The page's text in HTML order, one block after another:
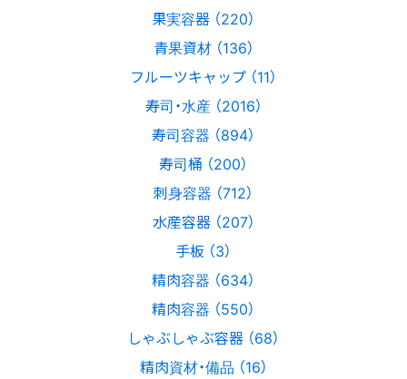
果実容器 （220）
青果資材 （136）
フルーツキャップ （11）
寿司・水産 （2016）
寿司容器 （894）
寿司桶 （200）
刺身容器 （712）
水産容器 （207）
手板 （3）
精肉容器 （634）
精肉容器 （550）
しゃぶしゃぶ容器 （68）
精肉資材・備品 （16）